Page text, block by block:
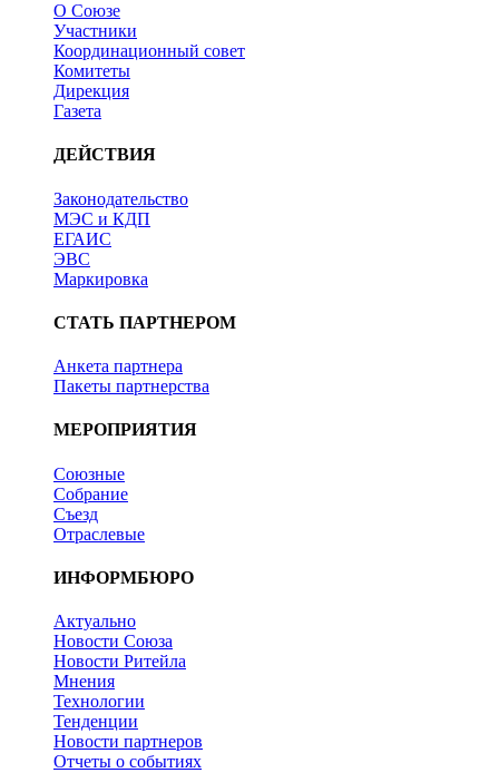
О Союзе
Участники
Координационный совет
Комитеты
Дирекция
Газета
ДЕЙСТВИЯ
Законодательство
МЭС и КДП
ЕГАИС
ЭВС
Маркировка
СТАТЬ ПАРТНЕРОМ
Анкета партнера
Пакеты партнерства
МЕРОПРИЯТИЯ
Союзные
Собрание
Съезд
Отраслевые
ИНФОРМБЮРО
Актуально
Новости Союза
Новости Ритейла
Мнения
Технологии
Тенденции
Новости партнеров
Отчеты о событиях